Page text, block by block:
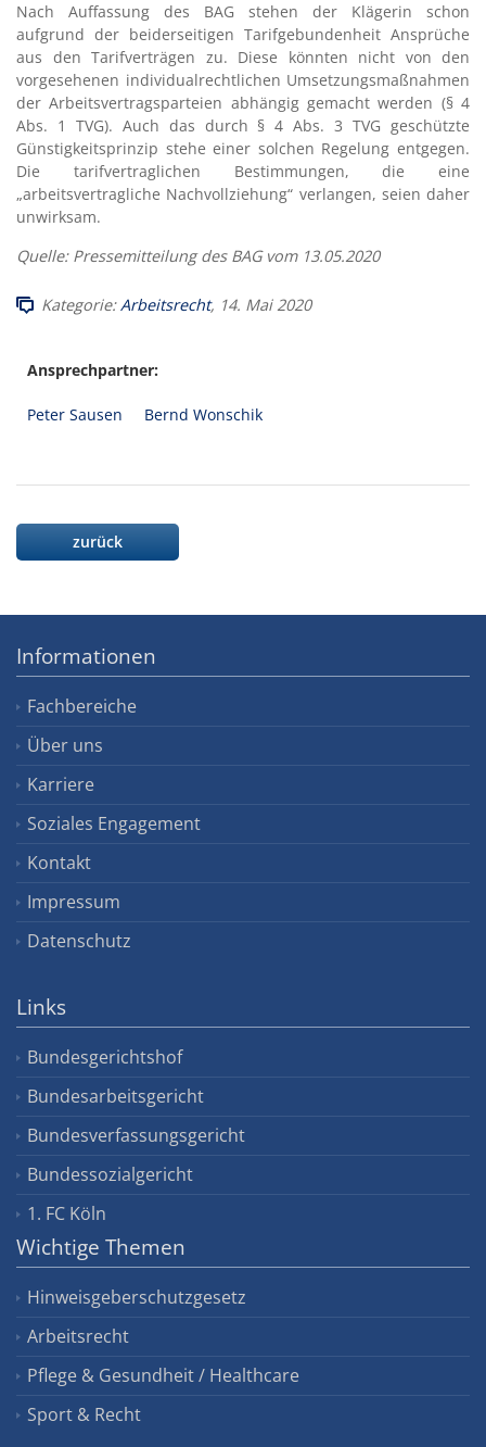
Nach Auffassung des BAG stehen der Klägerin schon
aufgrund der beiderseitigen Tarifgebundenheit Ansprüche
aus den Tarifverträgen zu. Diese könnten nicht von den
vorgesehenen individualrechtlichen Umsetzungsmaßnahmen
der Arbeitsvertragsparteien abhängig gemacht werden (§ 4
Abs. 1 TVG). Auch das durch § 4 Abs. 3 TVG geschützte
Günstigkeitsprinzip stehe einer solchen Regelung entgegen.
Die tarifvertraglichen Bestimmungen, die eine
„arbeitsvertragliche Nachvollziehung“ verlangen, seien daher
unwirksam.
Quelle: Pressemitteilung des BAG vom 13.05.2020
Kategorie:Arbeitsrecht, 14. Mai 2020
Ansprechpartner:
Peter Sausen Bernd Wonschik
zurück
Informationen
Fachbereiche
Über uns
Karriere
Soziales Engagement
Kontakt
Impressum
Datenschutz
Links
Bundesgerichtshof
Bundesarbeitsgericht
Bundesverfassungsgericht
Bundessozialgericht
1. FC Köln
Wichtige Themen
Hinweisgeberschutzgesetz
Arbeitsrecht
Pflege & Gesundheit / Healthcare
Sport & Recht